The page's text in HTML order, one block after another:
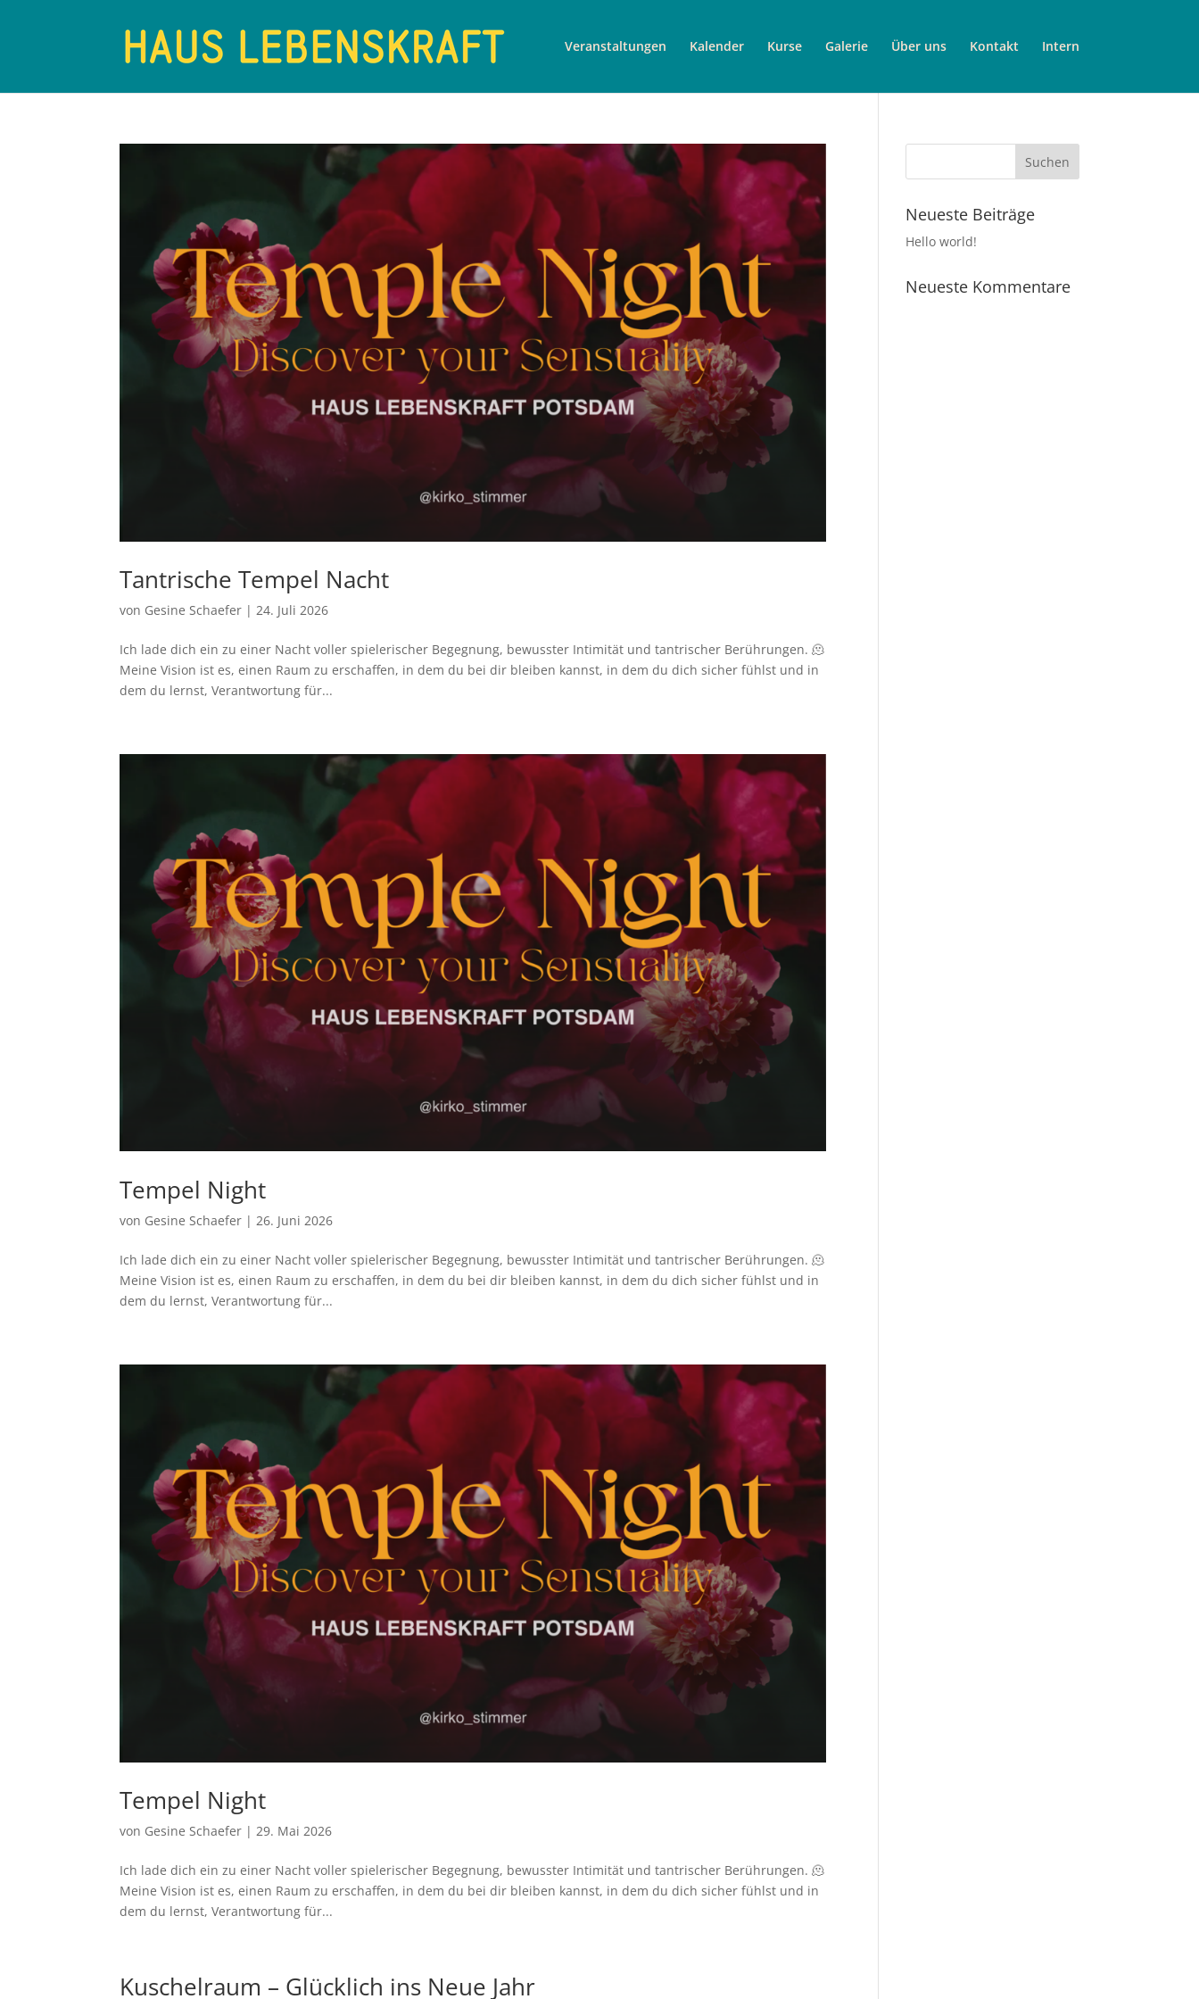
Veranstaltungen Kalender Kurse Galerie Über uns Kontakt Intern
Tantrische Tempel Nacht
von Gesine Schaefer |24. Juli 2026
Ich lade dich ein zu einer Nacht voller spielerischer Begegnung, bewusster Intimität und tantrischer Berührungen. 🫠
Meine Vision ist es, einen Raum zu erschaffen, in dem du bei dir bleiben kannst, in dem du dich sicher fühlst und in
dem du lernst, Verantwortung für...
Tempel Night
von Gesine Schaefer |26. Juni 2026
Ich lade dich ein zu einer Nacht voller spielerischer Begegnung, bewusster Intimität und tantrischer Berührungen. 🫠
Meine Vision ist es, einen Raum zu erschaffen, in dem du bei dir bleiben kannst, in dem du dich sicher fühlst und in
dem du lernst, Verantwortung für...
Tempel Night
von Gesine Schaefer |29. Mai 2026
Ich lade dich ein zu einer Nacht voller spielerischer Begegnung, bewusster Intimität und tantrischer Berührungen. 🫠
Meine Vision ist es, einen Raum zu erschaffen, in dem du bei dir bleiben kannst, in dem du dich sicher fühlst und in
dem du lernst, Verantwortung für...
Kuschelraum – Glücklich ins Neue Jahr
Neueste Beiträge
Hello world!
Neueste Kommentare